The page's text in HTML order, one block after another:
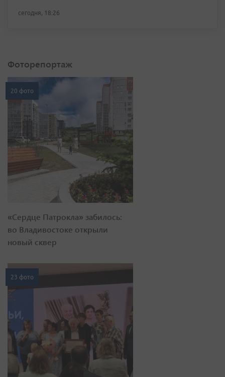
сегодня, 18:26
Фоторепортаж
20 фото
«Сердце Патрокла» забилось:
во Владивостоке открыли
новый сквер
23 фото